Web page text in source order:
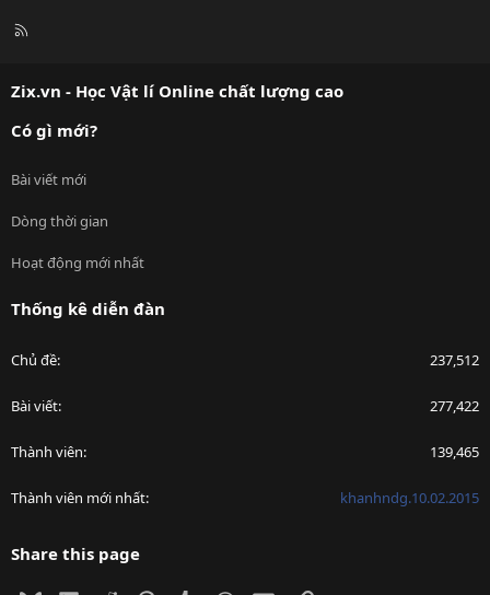
R
Zix.vn - Học Vật lí Online chất lượng cao
Có gì mới?
Bài viết mới
Dòng thời gian
Hoạt động mới nhất
Thống kê diễn đàn
Chủ đề 237,512
Bài viết 277,422
Thành viên 139,465
Thành viên mới nhất khanhndg.10.02.2015
Share this page